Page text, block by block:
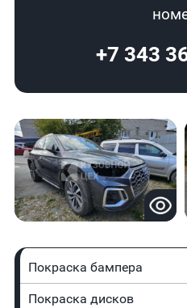
+7 343
Покраска бампера
Покраска дисков